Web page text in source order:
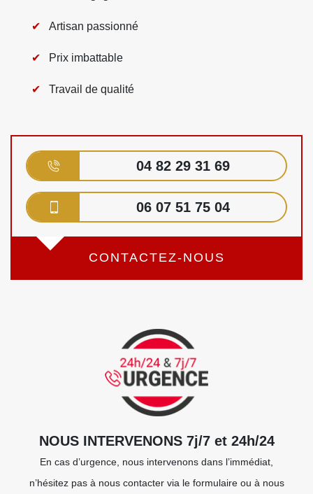
Artisan passionné
Prix imbattable
Travail de qualité
04 82 29 31 69
06 07 51 75 04
CONTACTEZ-NOUS
NOUS INTERVENONS 7j/7 et 24h/24
En cas d’urgence, nous intervenons dans l’immédiat,
n’hésitez pas à nous contacter via le formulaire ou à nous